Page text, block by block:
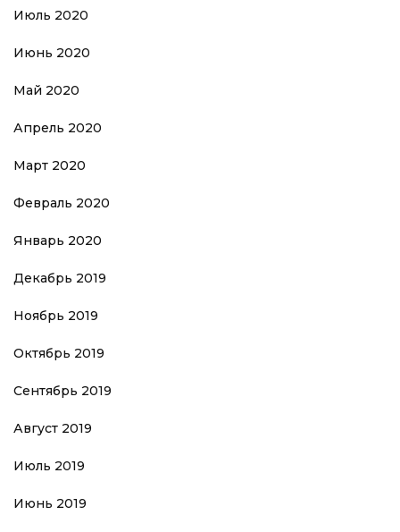
Июль 2020
Июнь 2020
Май 2020
Апрель 2020
Март 2020
Февраль 2020
Январь 2020
Декабрь 2019
Ноябрь 2019
Октябрь 2019
Сентябрь 2019
Август 2019
Июль 2019
Июнь 2019